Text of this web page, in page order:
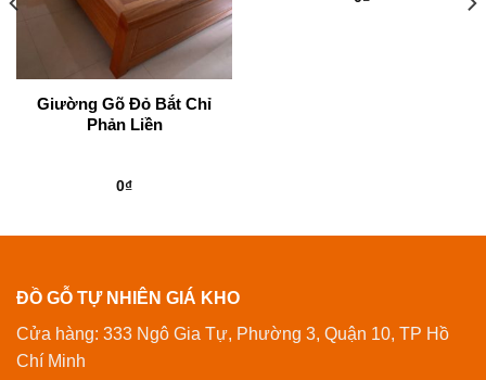
Giường Gõ Đỏ Bắt Chỉ
Phản Liền
0₫
ĐỒ GỖ TỰ NHIÊN GIÁ KHO
Cửa hàng: 333 Ngô Gia Tự, Phường 3, Quận 10, TP Hồ
Chí Minh